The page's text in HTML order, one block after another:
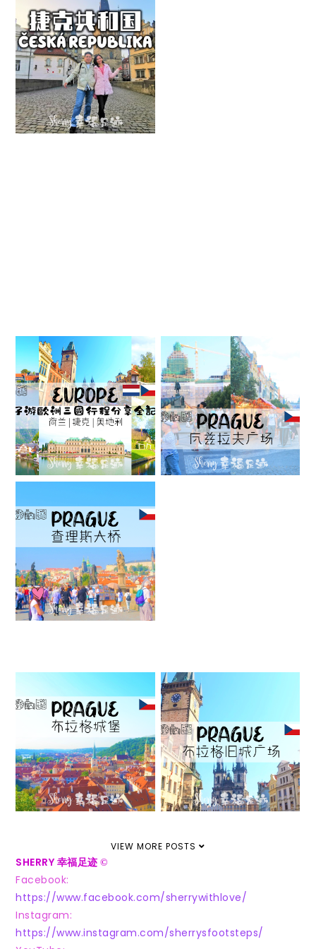
【捷克】一国四城
镇 | 登塔 - 逛博物
馆 - 游温泉山城 -
坐坦克车大冒险 -
乘搭摩天轮式升降
机
【荷捷奥】欧洲三
国亲子游 17D16N
行程分享全记录
JANUARY 28, 2019
[布拉格]
WENCESLAS
SQUARE 好好玩
FEBRUARY 23, 2018
[布拉格] 查理斯大
桥 ~ 艺术气息正浓
JANUARY 29, 2018
[布拉格] 到布拉格
城堡逛一圈
JANUARY 4, 2018
[布拉格] 在旧城广
场追逐泡泡的美好
回忆
DECEMBER 27, 2017
VIEW MORE POSTS
SHERRY 幸福足迹©
Facebook:
https://www.facebook.com/sherrywithlove/
Instagram:
https://www.instagram.com/sherrysfootsteps/